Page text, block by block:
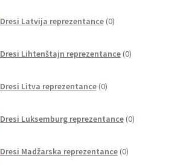
Dresi Latvija reprezentance 0izdelkov
Dresi Lihtenštajn reprezentance 0izdelkov
Dresi Litva reprezentance 0izdelkov
Dresi Luksemburg reprezentance 0izdelkov
Dresi Madžarska reprezentance 0izdelkov